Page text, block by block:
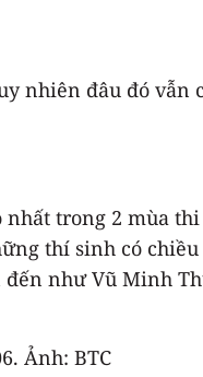
nhiên đâu đó
trong 2 mùa
thí sinh có
như Vũ Minh